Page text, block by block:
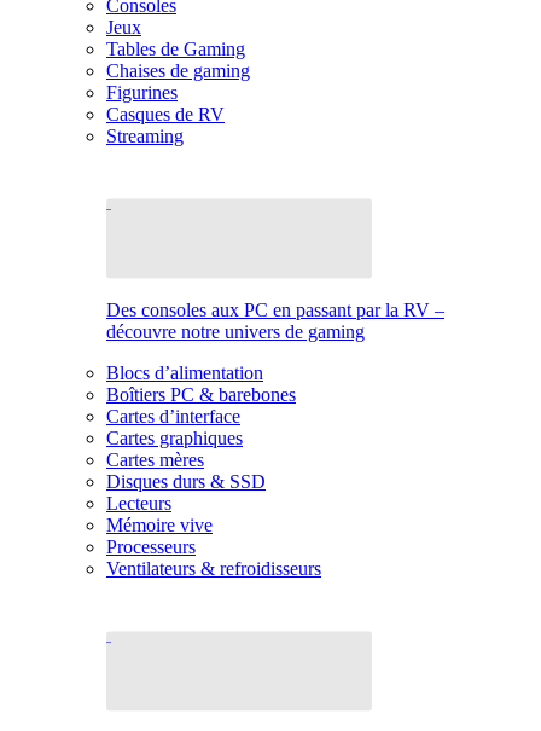
Consoles
Jeux
Tables de Gaming
Chaises de gaming
Figurines
Casques de RV
Streaming
Des consoles aux PC en passant par la RV –
découvre notre univers de gaming
Blocs d’alimentation
Boîtiers PC & barebones
Cartes d’interface
Cartes graphiques
Cartes mères
Disques durs & SSD
Lecteurs
Mémoire vive
Processeurs
Ventilateurs & refroidisseurs